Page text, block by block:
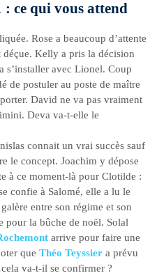
: ce qui vous attend
Rose a beaucoup d’attente
Kelly a pris la décision
s’installer avec Lionel. Coup
de postuler au poste de maître
David ne va pas vraiment
Deva va-t-elle le
connait un vrai succès sauf
le concept. Joachim y dépose
à ce moment-là pour Clotilde :
confie à Salomé, elle a lu le
entre son régime et son
pour la bûche de noël. Solal
arrive pour faire une
queThéo Teyssier a prévu
va-t-il se confirmer ?